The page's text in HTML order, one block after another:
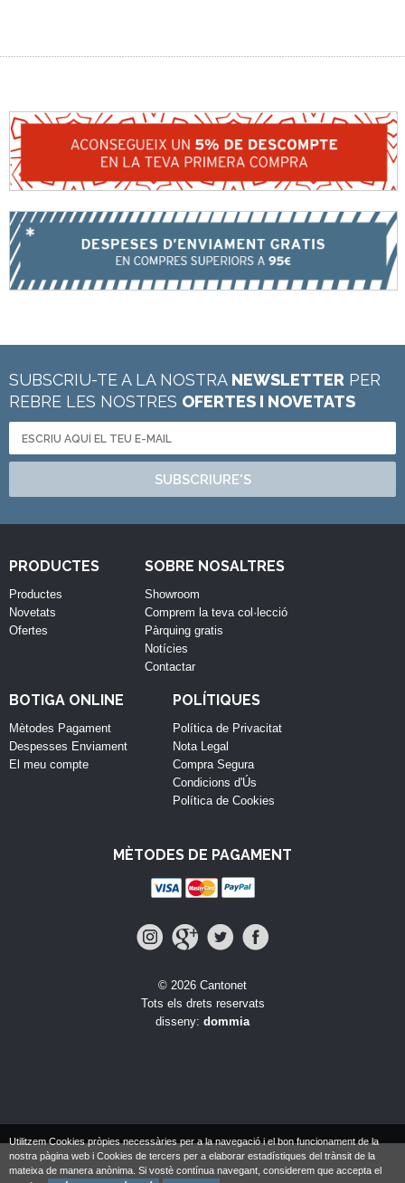
SUBSCRIU-TE A LA NOSTRA NEWSLETTER PER
REBRE LES NOSTRES OFERTES I NOVETATS
SUBSCRIURE'S
PRODUCTES
Productes
Novetats
Ofertes
SOBRE NOSALTRES
Showroom
Comprem la teva col·lecció
Pàrquing gratis
Notícies
Contactar
BOTIGA ONLINE
Mètodes Pagament
Despesses Enviament
El meu compte
POLÍTIQUES
Política de Privacitat
Nota Legal
Compra Segura
Condicions d'Ús
Política de Cookies
MÈTODES DE PAGAMENT
© 2026 Cantonet
Tots els drets reservats
disseny: dommia
Utilitzem Cookies pròpies necessàries per a la navegació i el bon funcionament de la
nostra pàgina web i Cookies de tercers per a elaborar estadístiques del trànsit de la
mateixa de manera anònima. Si vostè contínua navegant, considerem que accepta el